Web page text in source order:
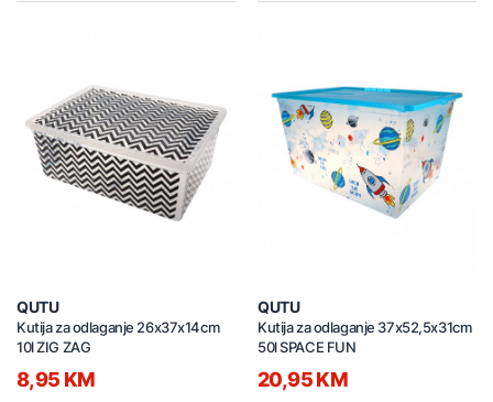
QUTU
Kutija za odlaganje 26x37x14cm
10l ZIG ZAG
8,95 KM
QUTU
Kutija za odlaganje 37x52,5x31cm
50l SPACE FUN
20,95 KM